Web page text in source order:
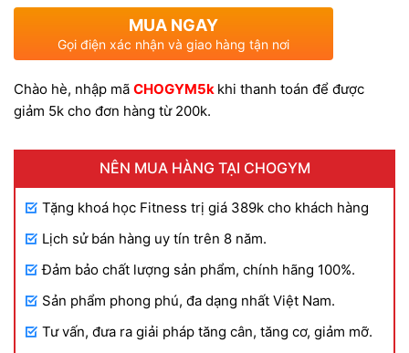
280.000 VND.
là:
180.000 VND.
MUA NGAY
Gọi điện xác nhận và giao hàng tận nơi
Chào hè, nhập mã CHOGYM5k khi thanh toán để được
giảm 5k cho đơn hàng từ 200k.
NÊN MUA HÀNG TẠI CHOGYM
Tặng khoá học Fitness trị giá 389k cho khách hàng
Lịch sử bán hàng uy tín trên 8 năm.
Đảm bảo chất lượng sản phẩm, chính hãng 100%.
Sản phẩm phong phú, đa dạng nhất Việt Nam.
Tư vấn, đưa ra giải pháp tăng cân, tăng cơ, giảm mỡ.